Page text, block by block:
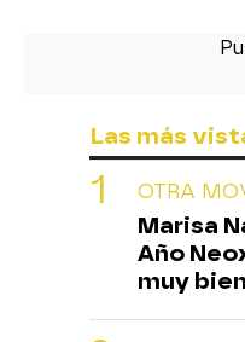
Las más
OTRA
Marisa
Año
muy